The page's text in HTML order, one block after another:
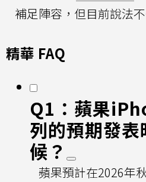
補足陣容，但目前說法不
精華 FAQ
Q1：蘋果
列的預期發
候？
蘋果預計在2026年